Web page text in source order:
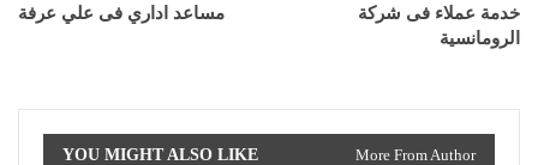
مساعد اداري فى علي عرفة
خدمة عملاء فى شركة
الرومانسية
YOU MIGHT ALSO LIKE More From Author